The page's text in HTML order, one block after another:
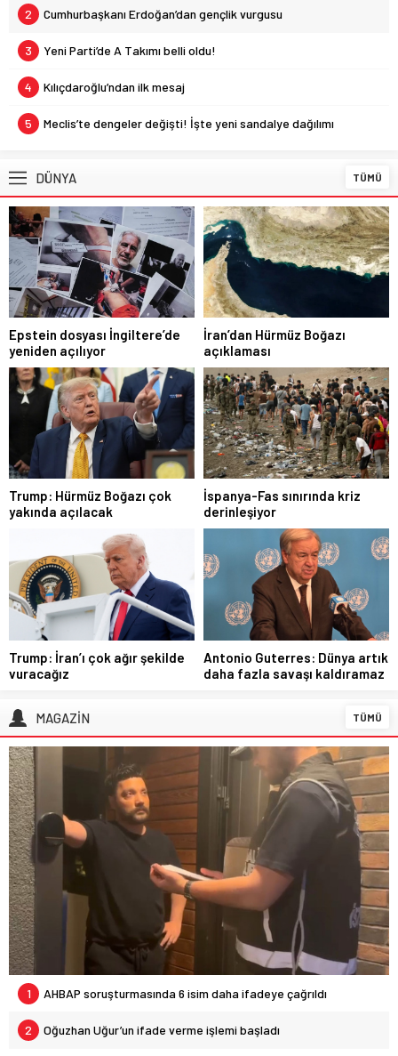
2 Cumhurbaşkanı Erdoğan’dan gençlik vurgusu
3 Yeni Parti’de A Takımı belli oldu!
4 Kılıçdaroğlu’ndan ilk mesaj
5 Meclis’te dengeler değişti! İşte yeni sandalye dağılımı
DÜNYA TÜMÜ
Epstein dosyası İngiltere’de
yeniden açılıyor
İran’dan Hürmüz Boğazı
açıklaması
Trump: Hürmüz Boğazı çok
yakında açılacak
İspanya-Fas sınırında kriz
derinleşiyor
Trump: İran’ı çok ağır şekilde
vuracağız
Antonio Guterres: Dünya artık
daha fazla savaşı kaldıramaz
MAGAZİN TÜMÜ
1 AHBAP soruşturmasında 6 isim daha ifadeye çağrıldı
2 Oğuzhan Uğur’un ifade verme işlemi başladı